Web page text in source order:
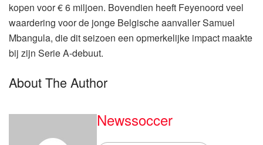
kopen voor € 6 miljoen. Bovendien heeft Feyenoord veel
waardering voor de jonge Belgische aanvaller Samuel
Mbangula, die dit seizoen een opmerkelijke impact maakte
bij zijn Serie A-debuut.
About The Author
Newssoccer